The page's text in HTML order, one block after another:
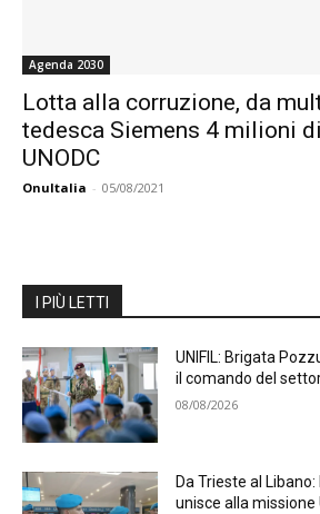
Agenda 2030
Lotta alla corruzione, da
tedesca Siemens 4 milioni
UNODC
OnuItalia - 05/08/2021
I PIÙ LETTI
UNIFIL: Brigata
il comando del
08/08/2026
Da Trieste al
unisce alla missione